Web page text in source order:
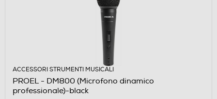
ACCESSORI STRUMENTI MUSICALI
PROEL - DM800 (Microfono dinamico
professionale)-black